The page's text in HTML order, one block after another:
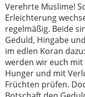
Verehrte Muslime!
Erleichterung
regelmäßig. Beide
Geduld, Hingabe
im edlen Koran
werden wir euch
Hunger und mit
Früchten prüfen.